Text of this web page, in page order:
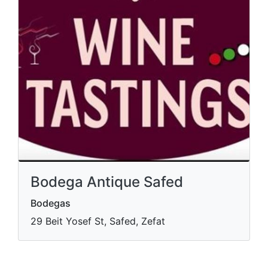
Bodega Antique Safed
Bodegas
29 Beit Yosef St, Safed, Zefat